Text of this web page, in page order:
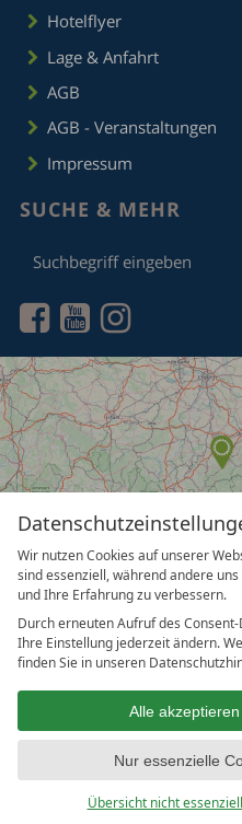
Wir nutzen Cookies auf unserer
sind essenziell, während andere
und Ihre Erfahrung zu verbessern.
Durch erneuten Aufruf des
Ihre Einstellung jederzeit ändern.
finden Sie in unseren
Alle akzeptieren
Nur essenzielle
Übersicht nicht
Hotelflyer
Lage & Anfahrt
AGB
AGB - Veranstaltungen
Impressum
SUCHE & MEHR
eingeben
vioma
GmbH